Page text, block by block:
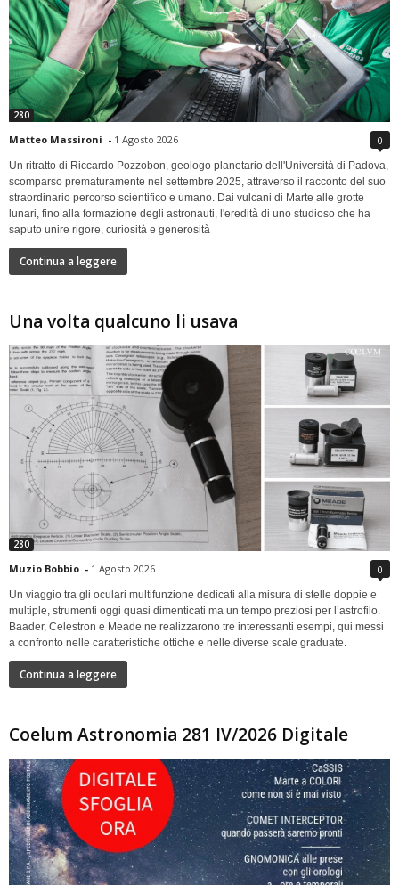
280
Matteo Massironi - 1 Agosto 2026 0
Un ritratto di Riccardo Pozzobon, geologo planetario dell'Università di Padova,
scomparso prematuramente nel settembre 2025, attraverso il racconto del suo
straordinario percorso scientifico e umano. Dai vulcani di Marte alle grotte
lunari, fino alla formazione degli astronauti, l'eredità di uno studioso che ha
saputo unire rigore, curiosità e generosità
Continua a leggere
Una volta qualcuno li usava
280
Muzio Bobbio - 1 Agosto 2026 0
Un viaggio tra gli oculari multifunzione dedicati alla misura di stelle doppie e
multiple, strumenti oggi quasi dimenticati ma un tempo preziosi per l’astrofilo.
Baader, Celestron e Meade ne realizzarono tre interessanti esempi, qui messi
a confronto nelle caratteristiche ottiche e nelle diverse scale graduate.
Continua a leggere
Coelum Astronomia 281 IV/2026 Digitale